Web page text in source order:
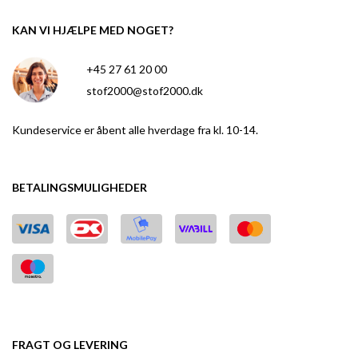
KAN VI HJÆLPE MED NOGET?
+45 27 61 20 00
stof2000@stof2000.dk
Kundeservice er åbent alle hverdage fra kl. 10-14.
BETALINGSMULIGHEDER
FRAGT OG LEVERING